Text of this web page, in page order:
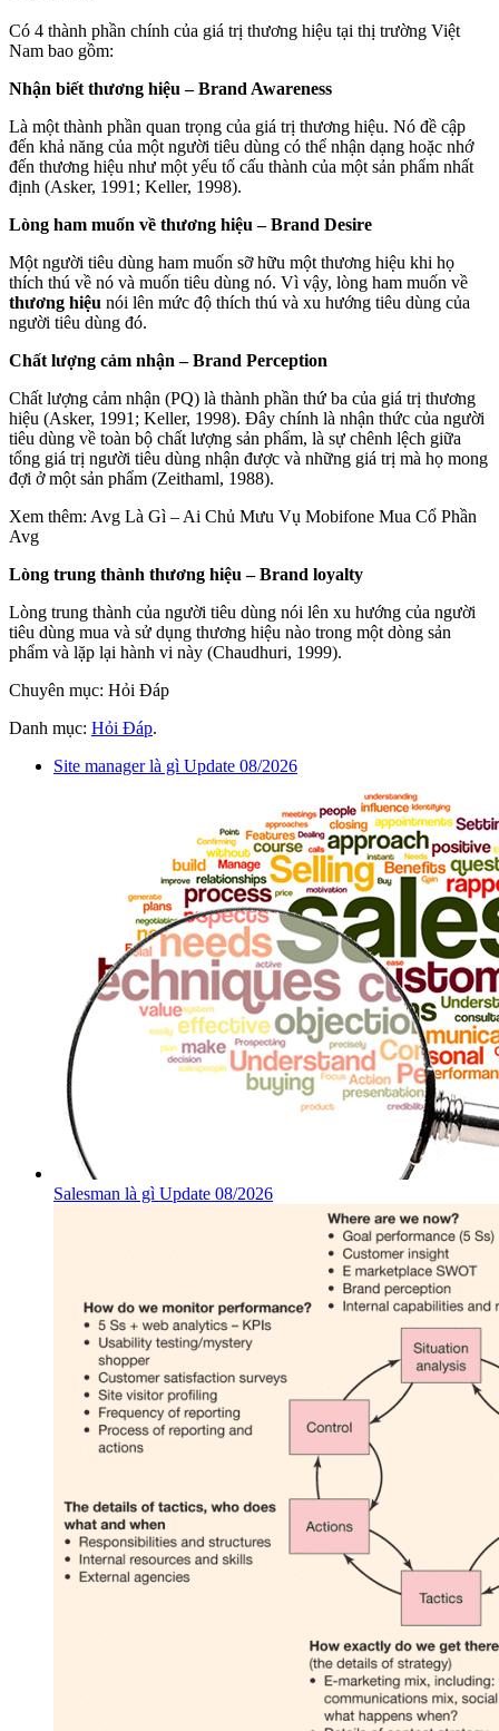
Có 4 thành phần chính của giá trị thương hiệu tại thị trường Việt
Nam bao gồm:
Nhận biết thương hiệu – Brand Awareness
Là một thành phần quan trọng của giá trị thương hiệu. Nó đề cập
đến khả năng của một người tiêu dùng có thể nhận dạng hoặc nhớ
đến thương hiệu như một yếu tố cấu thành của một sản phẩm nhất
định (Asker, 1991; Keller, 1998).
Lòng ham muốn về thương hiệu – Brand Desire
Một người tiêu dùng ham muốn sỡ hữu một thương hiệu khi họ
thích thú về nó và muốn tiêu dùng nó. Vì vậy, lòng ham muốn về
thương hiệu nói lên mức độ thích thú và xu hướng tiêu dùng của
người tiêu dùng đó.
Chất lượng cảm nhận – Brand Perception
Chất lượng cảm nhận (PQ) là thành phần thứ ba của giá trị thương
hiệu (Asker, 1991; Keller, 1998). Đây chính là nhận thức của người
tiêu dùng về toàn bộ chất lượng sản phẩm, là sự chênh lệch giữa
tổng giá trị người tiêu dùng nhận được và những giá trị mà họ mong
đợi ở một sản phẩm (Zeithaml, 1988).
Xem thêm: Avg Là Gì – Ai Chủ Mưu Vụ Mobifone Mua Cổ Phần
Avg
Lòng trung thành thương hiệu – Brand loyalty
Lòng trung thành của người tiêu dùng nói lên xu hướng của người
tiêu dùng mua và sử dụng thương hiệu nào trong một dòng sản
phẩm và lặp lại hành vi này (Chaudhuri, 1999).
Chuyên mục: Hỏi Đáp
Danh mục: Hỏi Đáp.
Site manager là gì Update 08/2026
Salesman là gì Update 08/2026